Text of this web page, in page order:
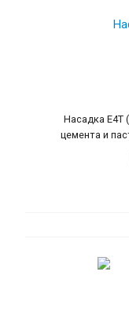
Насадка Е4T
цемента и